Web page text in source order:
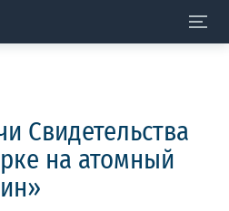
Свидетельства
на атомный